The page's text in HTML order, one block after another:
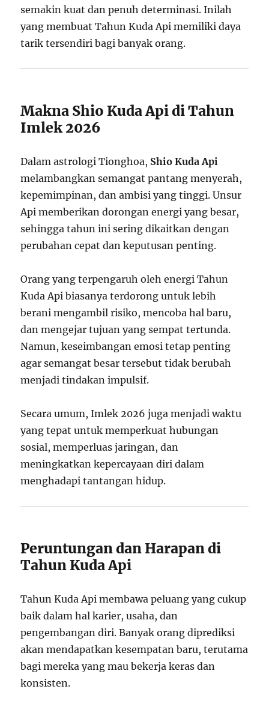
semakin kuat dan penuh determinasi. Inilah
yang membuat Tahun Kuda Api memiliki daya
tarik tersendiri bagi banyak orang.
Makna Shio Kuda Api di Tahun
Imlek 2026
Dalam astrologi Tionghoa, Shio Kuda Api
melambangkan semangat pantang menyerah,
kepemimpinan, dan ambisi yang tinggi. Unsur
Api memberikan dorongan energi yang besar,
sehingga tahun ini sering dikaitkan dengan
perubahan cepat dan keputusan penting.
Orang yang terpengaruh oleh energi Tahun
Kuda Api biasanya terdorong untuk lebih
berani mengambil risiko, mencoba hal baru,
dan mengejar tujuan yang sempat tertunda.
Namun, keseimbangan emosi tetap penting
agar semangat besar tersebut tidak berubah
menjadi tindakan impulsif.
Secara umum, Imlek 2026 juga menjadi waktu
yang tepat untuk memperkuat hubungan
sosial, memperluas jaringan, dan
meningkatkan kepercayaan diri dalam
menghadapi tantangan hidup.
Peruntungan dan Harapan di
Tahun Kuda Api
Tahun Kuda Api membawa peluang yang cukup
baik dalam hal karier, usaha, dan
pengembangan diri. Banyak orang diprediksi
akan mendapatkan kesempatan baru, terutama
bagi mereka yang mau bekerja keras dan
konsisten.